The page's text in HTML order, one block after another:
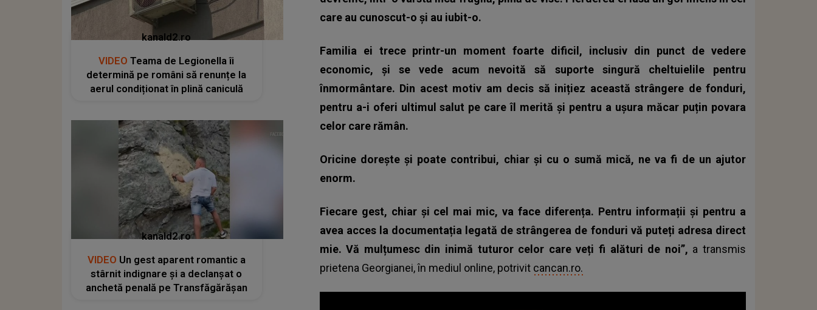
care au cunoscut-o și au iubit-o.
Familia ei trece printr-un moment foarte dificil, inclusiv din punct de vedere
economic, și se vede acum nevoită să suporte singură cheltuielile pentru
înmormântare. Din acest motiv am decis să inițiez această strângere de fonduri,
pentru a-i oferi ultimul salut pe care îl merită și pentru a ușura măcar puțin povara
celor care rămân.
Oricine dorește și poate contribui, chiar și cu o sumă mică, ne va fi de un ajutor
enorm.
Fiecare gest, chiar și cel mai mic, va face diferența. Pentru informații și pentru a
avea acces la documentația legată de strângerea de fonduri vă puteți adresa direct
mie. Vă mulțumesc din inimă tuturor celor care veți fi alături de noi”, a transmis
prietena Georgianei, în mediul online, potrivit cancan.ro.
kanald2.ro
VIDEO Teama de Legionella îi
determină pe români să renunțe la
aerul condiționat în plină caniculă
kanald2.ro
VIDEO Un gest aparent romantic a
stârnit indignare și a declanșat o
anchetă penală pe Transfăgărășan